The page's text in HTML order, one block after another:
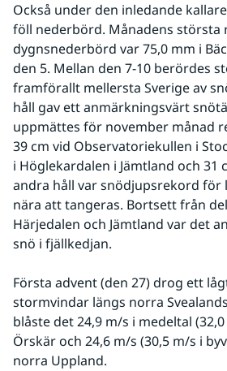
Också under den inledande
föll nederbörd. Månadens största
dygnsnederbörd var 75,0 mm i
den 5. Mellan den 7-10 berördes
framförallt mellersta Sverige av
håll gav ett anmärkningsvärt
uppmättes för november månad
39 cm vid Observatoriekullen i
i Höglekardalen i Jämtland och 31
andra håll var snödjupsrekord för
nära att tangeras. Bortsett från
Härjedalen och Jämtland var det
snö i fjällkedjan.
Första advent (den 27) drog ett
stormvindar längs norra
blåste det 24,9 m/s i medeltal
Örskär och 24,6 m/s (30,5 m/s i
norra Uppland.